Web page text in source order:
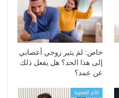
خاص: لمَ يثير زوجي أعصابي
إلى هذا الحد؟ هل يفعل ذلك
عن عمد؟
الأم العصرية